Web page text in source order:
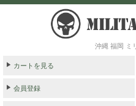
沖縄 福岡 ミ
カートを見る
会員登録